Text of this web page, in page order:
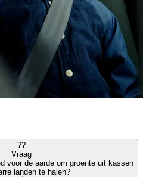
??
Vraag
voor de aarde om groente uit kassen
landen te halen?